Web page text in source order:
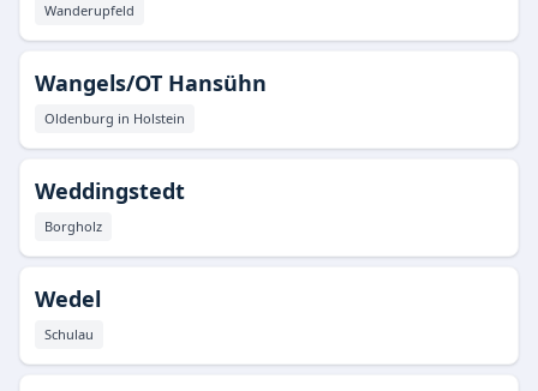
Wanderupfeld
Wangels/OT Hansühn
Oldenburg in Holstein
Weddingstedt
Borgholz
Wedel
Schulau